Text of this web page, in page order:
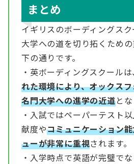
まとめ
イギリスのボーディングス
大学への道を切り拓くため
下の通りです。
・英ボーディングスクール
れた環境により、オックス
名門大学への進学の近道とな
・入試ではペーパーテスト
献度やコミュニケーション
ューが非常に重視されます。
・入学時点で英語が完璧でな